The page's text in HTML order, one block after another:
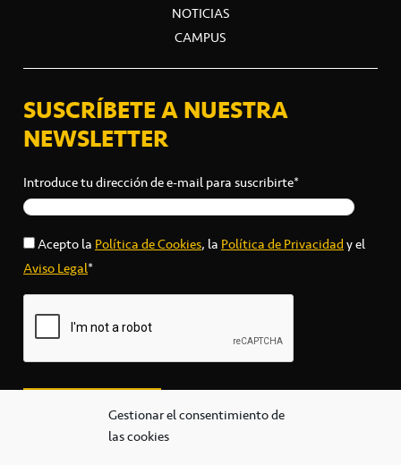
Gestionar el consentimiento de
las cookies
NOTICIAS
CAMPUS
SUSCRÍBETE A NUESTRA
NEWSLETTER
Introduce tu dirección de e-mail para suscribirte*
Acepto laPolítica de Cookies, laPolítica de Privacidady el
Aviso Legal*